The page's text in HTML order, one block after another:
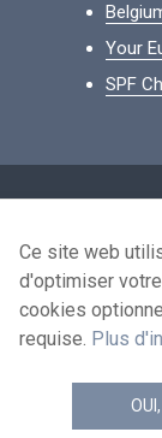
Your
SPF
Ce site web
d'optimiser
cookies
requise. Plus